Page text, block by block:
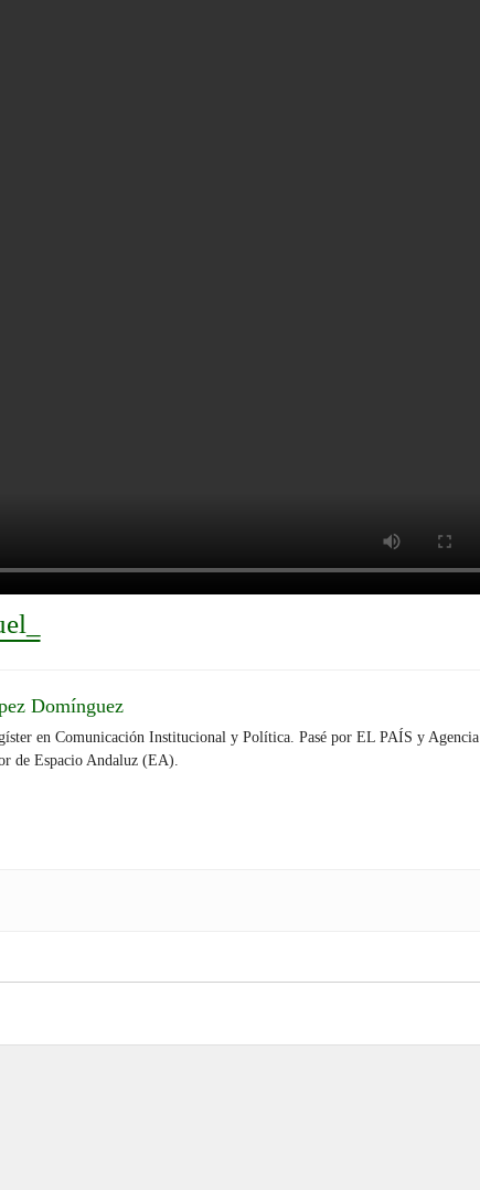
Domínguez
en Comunicación Institucional y Política. Pasé por EL PAÍS y Agencia
de Espacio Andaluz (EA).